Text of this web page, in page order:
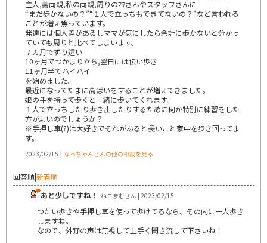
主人,義両親,私の両親,周りのﾏﾏさんやスタッフさんに
“まだ歩かないの？”“１人で立っちもできてないの？”など言われる
ことが増え焦っています。
発達には個人差があるしママが気にしたら余計に歩かないと分かっ
ていても周りと比べてしまいます。
７カ月でずり這い
10ヶ月でつかまり立ち,翌日には伝い歩き
11ヶ月半でハイハイ
を始めました。
最近になってたまに高ばいをすることが増えてきました。
娘の手を持って歩くと一緒に歩いてくれます。
１人で立っちしたり歩き出したりするために何か特別に練習をした
方がよいのでしょうか？
※手押し車(?)は大好きでそれがあると長いこと家中を歩き回ってま
す。
2023/02/15 | なっちゃんさんの他の相談を見る
回答順|新着順
あと少しですね！
ねこまむさん | 2023/02/15
つたい歩きや手押し車を使って歩けてるなら、その内に一人歩き
しますね。
なので、外野の声は無視して上手く聞き流して下さいね！